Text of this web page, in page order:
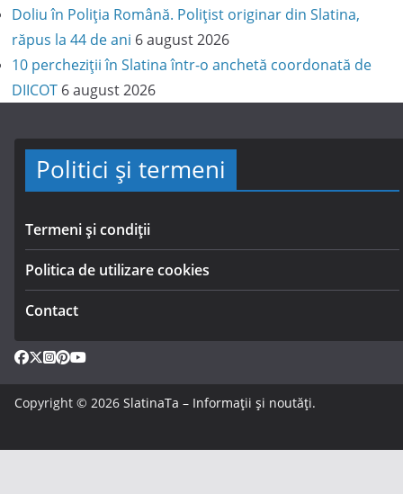
Doliu în Poliția Română. Polițist originar din Slatina,
răpus la 44 de ani 6 august 2026
10 percheziții în Slatina într-o anchetă coordonată de
DIICOT 6 august 2026
Politici și termeni
Termeni și condiții
Politica de utilizare cookies
Contact
Copyright © 2026 SlatinaTa – Informații și noutăți.